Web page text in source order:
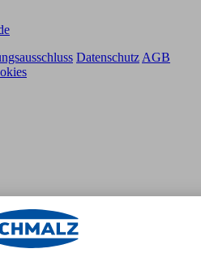
Datenschutz AGB